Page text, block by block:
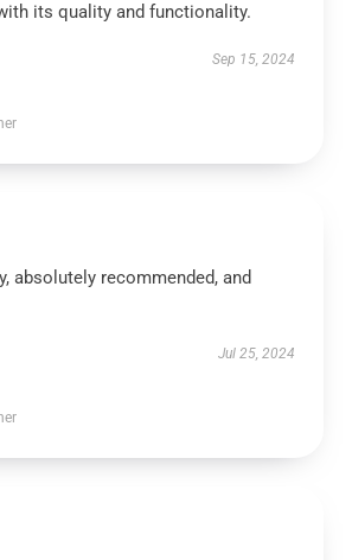
its quality and functionality.
Sep 15, 2024
absolutely recommended, and
Jul 25, 2024